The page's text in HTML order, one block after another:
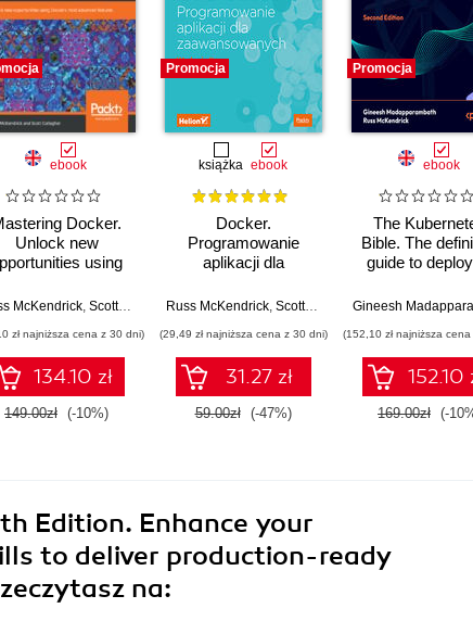
ebook
Docker.
Unlock new
using
features -
McKendrick Scott Gallagher
zł najniższa cena z 30 dni)
134.10 zł
149.00zł (-10%)
Promocja
książka ebook
Docker.
Programowanie
aplikacji dla
Wydanie II
Russ McKendrick Scott Gallagher
(29,49 zł najniższa cena z 30 dni)
31.27 zł
59.00zł (-47%)
Promocja
ebook
The
Bible. The
guide to
Kubernetes
Second
(152,10 zł najniższa
152.10
169.00zł (-
Edition. Enhance your
to deliver production-ready
na: